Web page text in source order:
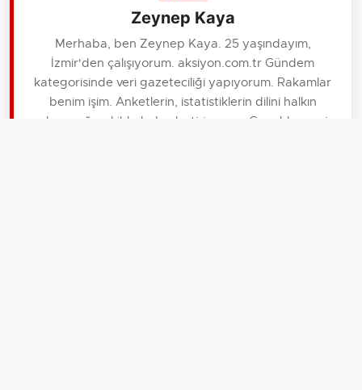
Zeynep Kaya
Merhaba, ben Zeynep Kaya. 25 yaşındayım,
İzmir'den çalışıyorum. aksiyon.com.tr Gündem
kategorisinde veri gazeteciliği yapıyorum. Rakamlar
benim işim. Anketlerin, istatistiklerin dilini halkın
anlayacağı şekilde haberleştiriyorum. Genelde sessiz